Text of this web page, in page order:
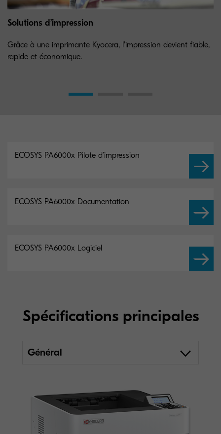
Solutions d’impression
Grâce à une imprimante Kyocera, l'impression devient fiable,
rapide et économique.
ECOSYS PA6000x Pilote d’impression
ECOSYS PA6000x Documentation
ECOSYS PA6000x Logiciel
Spécifications principales
Général